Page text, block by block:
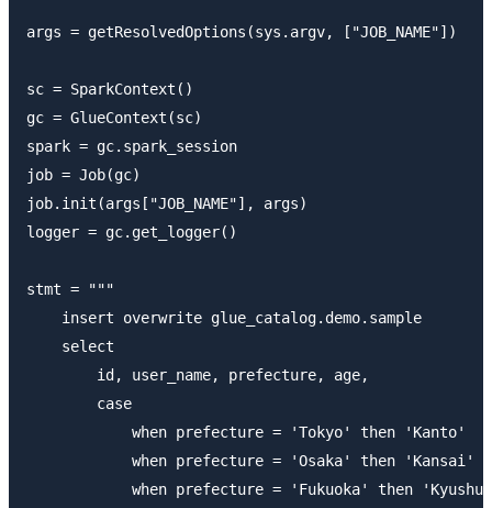
args = getResolvedOptions(sys.argv, ["JOB_NAME"])
sc = SparkContext()
gc = GlueContext(sc)
spark = gc.spark_session
job = Job(gc)
job.init(args["JOB_NAME"], args)
logger = gc.get_logger()
stmt = """
    insert overwrite glue_catalog.demo.sample
    select
        id, user_name, prefecture, age,
        case
            when prefecture = 'Tokyo' then 'Kanto'
            when prefecture = 'Osaka' then 'Kansai'
            when prefecture = 'Fukuoka' then 'Kyushu'